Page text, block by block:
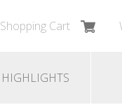
Shopping Cart
HIGHLIGHTS